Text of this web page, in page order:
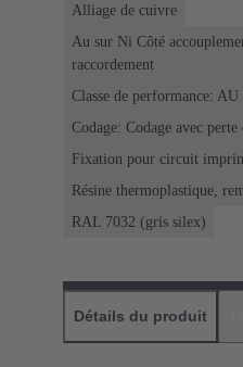
Alliage de cuivre
Au sur Ni Côté
raccordement
Classe de performance:
Codage: Codage avec perte
Fixation pour circuit
Résine thermoplastique,
RAL 7032 (gris silex)
Détails du produit